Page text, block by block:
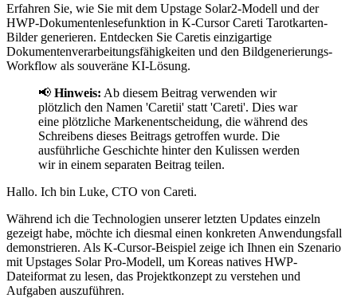
Erfahren Sie, wie Sie mit dem Upstage Solar2-Modell und der
HWP-Dokumentenlesefunktion in K-Cursor Careti Tarotkarten-
Bilder generieren. Entdecken Sie Caretis einzigartige
Dokumentenverarbeitungsfähigkeiten und den Bildgenerierungs-
Workflow als souveräne KI-Lösung.
📢 Hinweis: Ab diesem Beitrag verwenden wir
plötzlich den Namen 'Caretii' statt 'Careti'. Dies war
eine plötzliche Markenentscheidung, die während des
Schreibens dieses Beitrags getroffen wurde. Die
ausführliche Geschichte hinter den Kulissen werden
wir in einem separaten Beitrag teilen.
Hallo. Ich bin Luke, CTO von Careti.
Während ich die Technologien unserer letzten Updates einzeln
gezeigt habe, möchte ich diesmal einen konkreten Anwendungsfall
demonstrieren. Als K-Cursor-Beispiel zeige ich Ihnen ein Szenario
mit Upstages Solar Pro-Modell, um Koreas natives HWP-
Dateiformat zu lesen, das Projektkonzept zu verstehen und
Aufgaben auszuführen.